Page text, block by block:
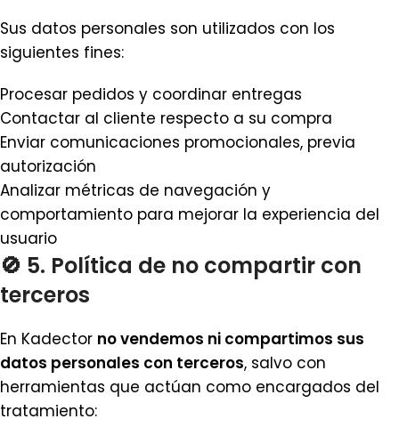
Sus datos personales son utilizados con los
siguientes fines:
Procesar pedidos y coordinar entregas
Contactar al cliente respecto a su compra
Enviar comunicaciones promocionales, previa
autorización
Analizar métricas de navegación y
comportamiento para mejorar la experiencia del
usuario
🚫 5. Política de no compartir con
terceros
En Kadector no vendemos ni compartimos sus
datos personales con terceros, salvo con
herramientas que actúan como encargados del
tratamiento: